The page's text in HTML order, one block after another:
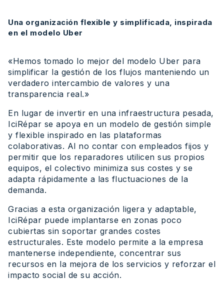
Una organización flexible y simplificada, inspirada
en el modelo Uber
«Hemos tomado lo mejor del modelo Uber para
simplificar la gestión de los flujos manteniendo un
verdadero intercambio de valores y una
transparencia real.»
En lugar de invertir en una infraestructura pesada,
IciRépar se apoya en un modelo de gestión simple
y flexible inspirado en las plataformas
colaborativas. Al no contar con empleados fijos y
permitir que los reparadores utilicen sus propios
equipos, el colectivo minimiza sus costes y se
adapta rápidamente a las fluctuaciones de la
demanda.
Gracias a esta organización ligera y adaptable,
IciRépar puede implantarse en zonas poco
cubiertas sin soportar grandes costes
estructurales. Este modelo permite a la empresa
mantenerse independiente, concentrar sus
recursos en la mejora de los servicios y reforzar el
impacto social de su acción.